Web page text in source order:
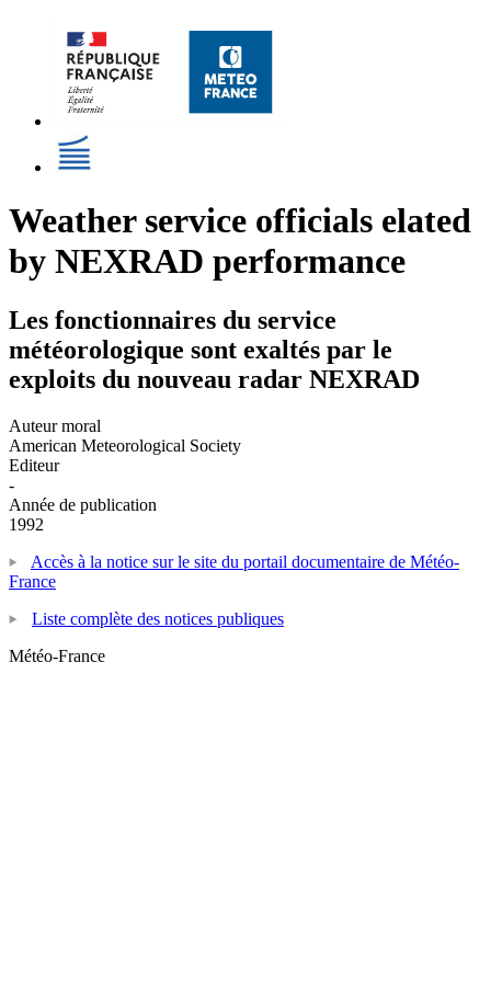
Weather service officials elated
by NEXRAD performance
Les fonctionnaires du service
météorologique sont exaltés par le
exploits du nouveau radar NEXRAD
Auteur moral
American Meteorological Society
Editeur
-
Année de publication
1992
Accès à la notice sur le site du portail documentaire de Météo-
France
Liste complète des notices publiques
Météo-France